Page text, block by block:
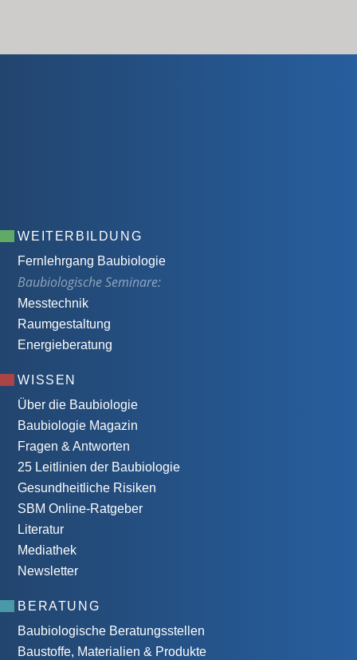
WEITERBILDUNG
Fernlehrgang Baubiologie
Baubiologische Seminare:
Messtechnik
Raumgestaltung
Energieberatung
WISSEN
Über die Baubiologie
Baubiologie Magazin
Fragen & Antworten
25 Leitlinien der Baubiologie
Gesundheitliche Risiken
SBM Online-Ratgeber
Literatur
Mediathek
Newsletter
BERATUNG
Baubiologische Beratungsstellen
Baustoffe, Materialien & Produkte